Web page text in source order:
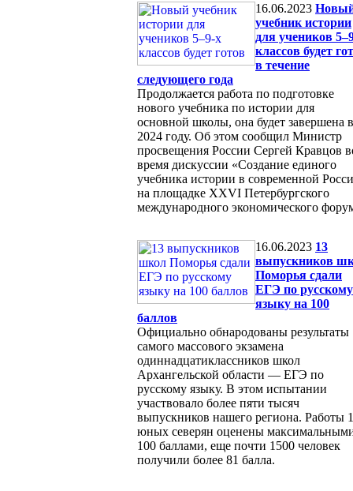
16.06.2023
учебник истории
для учеников
классов будет
в течение
следующего года
Продолжается работа по подготовке
нового учебника по истории для
основной школы, она будет завершена в
2024 году. Об этом сообщил Министр
просвещения России Сергей Кравцов
время дискуссии «Создание единого
учебника истории в современной
на площадке XXVI Петербургского
международного экономического
16.06.2023 13
выпускников
Поморья сдали
ЕГЭ по русскому
языку на 100
баллов
Официально обнародованы результаты
самого массового экзамена
одиннадцатиклассников школ
Архангельской области — ЕГЭ по
русскому языку. В этом испытании
участвовало более пяти тысяч
выпускников нашего региона. Работы
юных северян оценены
100 баллами, еще почти 1500 человек
получили более 81 балла.